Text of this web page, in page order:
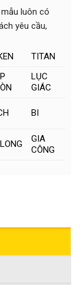
luôn có
yêu cầu,
TITAN
LỤC
GIÁC
BI
GIA
CÔNG